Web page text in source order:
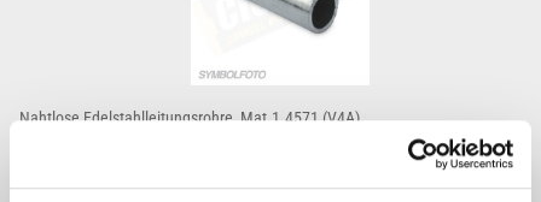
Nahtlose Edelstahlleitungsrohre, Mat.1.4571 (V4A)
Nur Stangenverkauf (6 Meter) - Preise sind in €/Meter angegeben.
Geschnittene 3 Meter Rohre siehe Artikelkategorie "3 Meter (geschnitten)".